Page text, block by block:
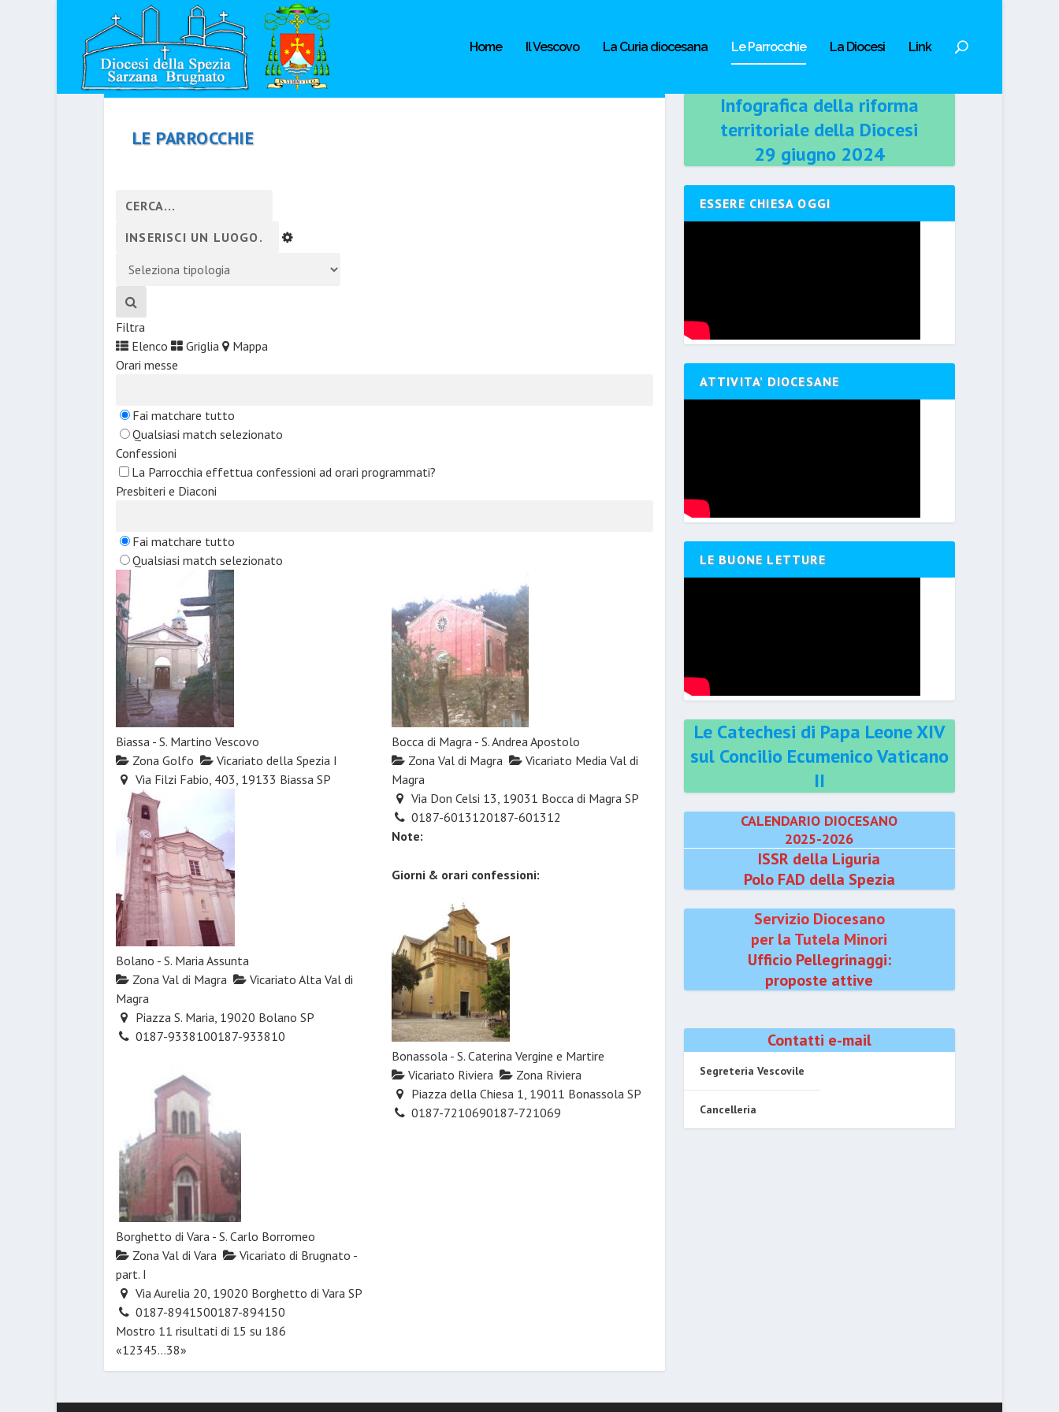
Home Il Vescovo La Curia diocesana Le Parrocchie La Diocesi Link
LE PARROCCHIE
Filtra
Elenco
Griglia
Mappa
Orari messe
Fai matchare tutto
Qualsiasi match selezionato
Confessioni
La Parrocchia effettua confessioni ad orari programmati?
Presbiteri e Diaconi
Fai matchare tutto
Qualsiasi match selezionato
Biassa - S. Martino Vescovo
Zona Golfo
Vicariato della Spezia I
Via Filzi Fabio, 403, 19133 Biassa SP
Bocca di Magra - S. Andrea Apostolo
Zona Val di Magra
Vicariato Media Val di
Magra
Via Don Celsi 13, 19031 Bocca di Magra SP
0187-6013120187-601312
Note:
Giorni & orari confessioni:
Bolano - S. Maria Assunta
Zona Val di Magra
Vicariato Alta Val di
Magra
Piazza S. Maria, 19020 Bolano SP
0187-9338100187-933810
Bonassola - S. Caterina Vergine e Martire
Vicariato Riviera
Zona Riviera
Piazza della Chiesa 1, 19011 Bonassola SP
0187-7210690187-721069
Borghetto di Vara - S. Carlo Borromeo
Zona Val di Vara
Vicariato di Brugnato -
part. I
Via Aurelia 20, 19020 Borghetto di Vara SP
0187-8941500187-894150
Mostro 11 risultati di 15 su 186
«12345...38»
Infografica della riforma
territoriale della Diocesi
29 giugno 2024
ESSERE CHIESA OGGI
ATTIVITA’ DIOCESANE
LE BUONE LETTURE
Le Catechesi di Papa Leone XIV
sul Concilio Ecumenico Vaticano
II
CALENDARIO DIOCESANO
2025-2026
ISSR della Liguria
Polo FAD della Spezia
Servizio Diocesano
per la Tutela Minori
Ufficio Pellegrinaggi:
proposte attive
Contatti e-mail
Segreteria Vescovile
Cancelleria